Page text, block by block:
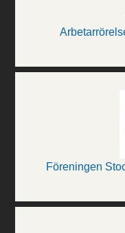
Föreningen